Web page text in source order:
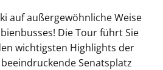
auf außergewöhnliche Weise
Die Tour führt Sie
wichtigsten Highlights der
Senatsplatz